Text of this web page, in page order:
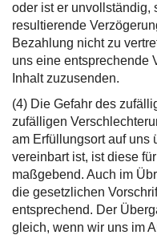
oder ist er unvollständig,
resultierende
Bezahlung nicht zu
uns eine entsprechende
Inhalt zuzusenden.
(4) Die Gefahr des
zufälligen
am Erfüllungsort auf uns
vereinbart ist, ist diese
maßgebend. Auch im
die gesetzlichen
entsprechend. Der
gleich, wenn wir uns im